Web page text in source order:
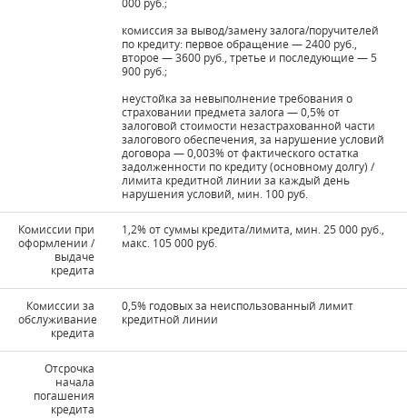
000 руб.;
комиссия за вывод/замену залога/поручителей
по кредиту: первое обращение — 2400 руб.,
второе — 3600 руб., третье и последующие — 5
900 руб.;
неустойка за невыполнение требования о
страховании предмета залога — 0,5% от
залоговой стоимости незастрахованной части
залогового обеспечения, за нарушение условий
договора — 0,003% от фактического остатка
задолженности по кредиту (основному долгу) /
лимита кредитной линии за каждый день
нарушения условий, мин. 100 руб.
Комиссии при
оформлении /
выдаче
кредита
1,2% от суммы кредита/лимита, мин. 25 000 руб.,
макс. 105 000 руб.
Комиссии за
обслуживание
кредита
0,5% годовых за неиспользованный лимит
кредитной линии
Отсрочка
начала
погашения
кредита